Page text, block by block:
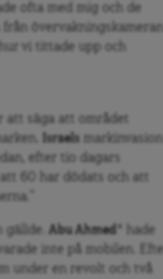
ofta med mig och de
övervakningskameran
vi tittade upp och
att säga att området
Israels markinvasion
efter tio dagars
60 har dödats och att
gällde. Abu Ahmed * hade
inte på mobilen. Efter
under en revolt och två